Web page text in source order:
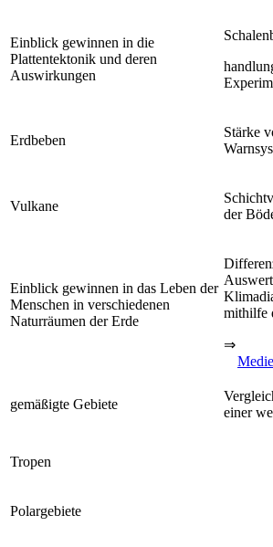
Einblick gewinnen in die
Plattentektonik und deren
Auswirkungen
Erdbeben
Stärke
Vulkane
der
Einblick gewinnen in das Leben der
Menschen in verschiedenen
Naturräumen der Erde
mithilfe
⇒
gemäßigte Gebiete
einer
Tropen
Polargebiete